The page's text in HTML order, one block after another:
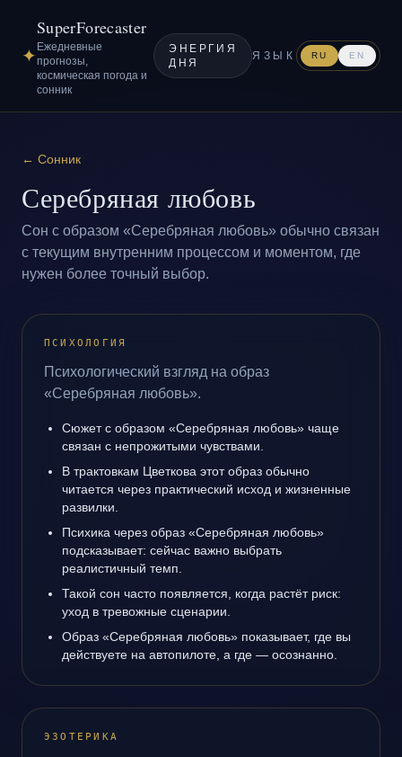
✦
SuperForecaster
Ежедневные
прогнозы,
космическая погода и
сонник
ЭНЕРГИЯ
ДНЯ
ЯЗЫК RU EN
← Сонник
Серебряная любовь
Сон с образом «Серебряная любовь» обычно связан
с текущим внутренним процессом и моментом, где
нужен более точный выбор.
ПСИХОЛОГИЯ
Психологический взгляд на образ
«Серебряная любовь».
Сюжет с образом «Серебряная любовь» чаще
связан с непрожитыми чувствами.
В трактовкам Цветкова этот образ обычно
читается через практический исход и жизненные
развилки.
Психика через образ «Серебряная любовь»
подсказывает: сейчас важно выбрать
реалистичный темп.
Такой сон часто появляется, когда растёт риск:
уход в тревожные сценарии.
Образ «Серебряная любовь» показывает, где вы
действуете на автопилоте, а где — осознанно.
ЭЗОТЕРИКА